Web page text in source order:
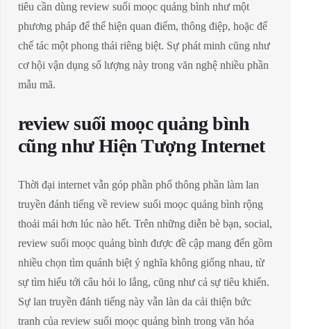
tiêu cần dùng review suối moọc quảng bình như một
phương pháp để thể hiện quan điểm, thông điệp, hoặc để
chế tác một phong thái riêng biệt. Sự phát minh cũng như
cơ hội vận dụng số lượng này trong văn nghệ nhiều phần
mẫu mã.
review suối moọc quảng bình
cũng như Hiện Tượng Internet
Thời đại internet vẫn góp phần phổ thông phần làm lan
truyền đánh tiếng về review suối moọc quảng bình rộng
thoải mái hơn lúc nào hết. Trên những diễn bè bạn, social,
review suối moọc quảng bình được đề cập mang đến gồm
nhiều chọn tìm quánh biệt ý nghĩa không giống nhau, từ
sự tìm hiểu tới câu hỏi lo lắng, cũng như cả sự tiêu khiển.
Sự lan truyền đánh tiếng này vẫn làn da cải thiện bức
tranh của review suối moọc quảng bình trong văn hóa